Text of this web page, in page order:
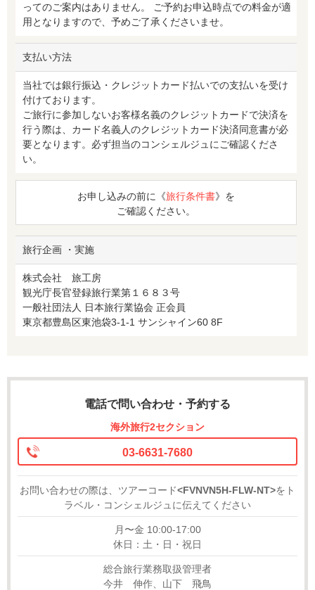
ってのご案内はありません。 ご予約お申込時点での料金が適
用となりますので、予めご了承くださいませ。
支払い方法
当社では銀行振込・クレジットカード払いでの支払いを受け
付けております。
ご旅行に参加しないお客様名義のクレジットカードで決済を
行う際は、カード名義人のクレジットカード決済同意書が必
要となります。必ず担当のコンシェルジュにご確認くださ
い。
お申し込みの前に《旅行条件書》を
ご確認ください。
旅行企画 ・実施
株式会社 旅工房
観光庁長官登録旅行業第１６８３号
一般社団法人 日本旅行業協会 正会員
東京都豊島区東池袋3-1-1 サンシャイン60 8F
電話で問い合わせ・予約する
海外旅行2セクション
03-6631-7680
お問い合わせの際は、ツアーコード<FVNVN5H-FLW-NT>をト
ラベル・コンシェルジュに伝えてください
月〜金 10:00-17:00
休日：土・日・祝日
総合旅行業務取扱管理者
今井 伸作、山下 飛鳥